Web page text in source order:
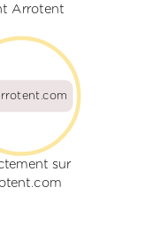
Arrotent
sur